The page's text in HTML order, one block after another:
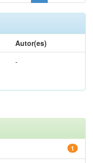
Autor(es)
-
1